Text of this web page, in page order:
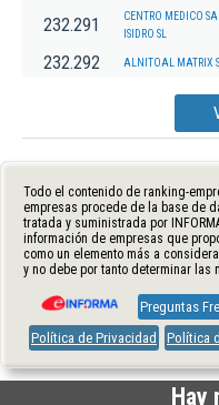
232.291
CENTRO MEDICO
ISIDRO SL
232.292 ALNITOAL MATRIX
Todo el contenido de ranking-
empresas procede de la base de
tratada y suministrada por
información de empresas que
como un elemento más a
y no debe por tanto determinar las
Preguntas
Política de Privacidad
Política
Hay